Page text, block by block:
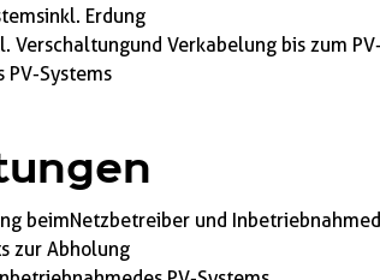
inkl. Erdung
Verschaltung und Verkabelung bis zum
PV-Systems
beim Netzbetreiber und Inbetriebnahme
zur Abholung